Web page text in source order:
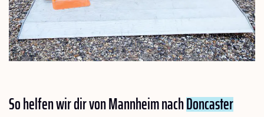
So helfen wir dir von Mannheim nachDoncaster